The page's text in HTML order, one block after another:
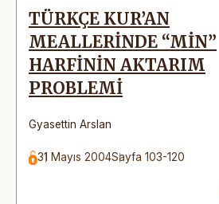
TÜRKÇE KUR’AN
MEALLERİNDE “MİN”
HARFİNİN AKTARIM
PROBLEMİ
Gyasettin Arslan
31 Mayıs 2004Sayfa 103-120